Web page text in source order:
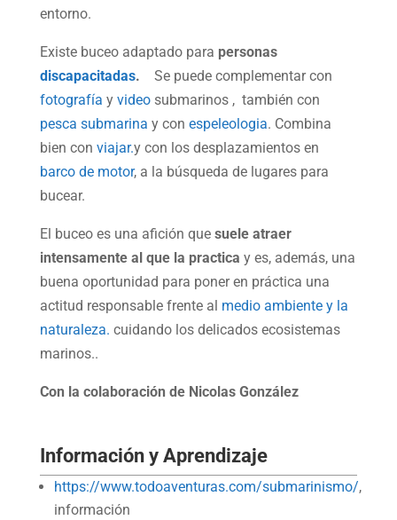
entorno.
Existe buceo adaptado para personas
discapacitadas. Se puede complementar con
fotografía y videosubmarinos , también con
pesca submarina y con espeleologia. Combina
bien con viajar.y con los desplazamientos en
barco de motor, a la búsqueda de lugares para
bucear.
El buceo es una afición que suele atraer
intensamente al que la practica y es, además, una
buena oportunidad para poner en práctica una
actitud responsable frente al medio ambiente y la
naturaleza. cuidando los delicados ecosistemas
marinos..
Con la colaboración de Nicolas González
Información y Aprendizaje
https://www.todoaventuras.com/submarinismo/,
información